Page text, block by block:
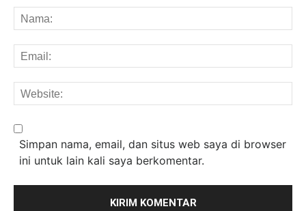
Simpan nama, email, dan situs web saya di browser
ini untuk lain kali saya berkomentar.